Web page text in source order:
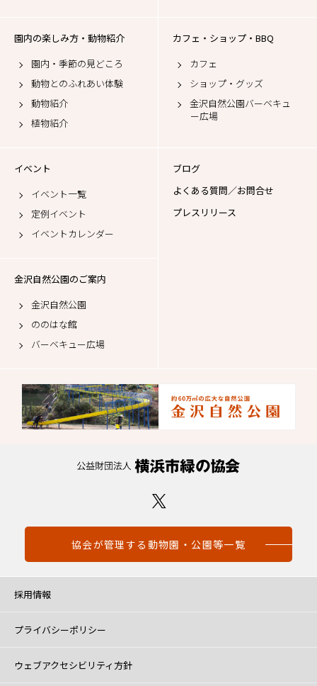
園内の楽しみ方・動物紹介
園内・季節の見どころ
動物とのふれあい体験
動物紹介
植物紹介
カフェ・ショップ・BBQ
カフェ
ショップ・グッズ
金沢自然公園バーベキュ
ー広場
イベント
イベント一覧
定例イベント
イベントカレンダー
ブログ
よくある質問／お問合せ
プレスリリース
金沢自然公園のご案内
金沢自然公園
ののはな館
バーベキュー広場
協会が管理する動物園・公園等一覧
採用情報
プライバシーポリシー
ウェブアクセシビリティ方針